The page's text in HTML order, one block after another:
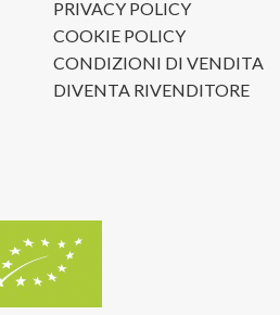
PRIVACY POLICY
COOKIE POLICY
CONDIZIONI DI VENDITA
DIVENTA RIVENDITORE